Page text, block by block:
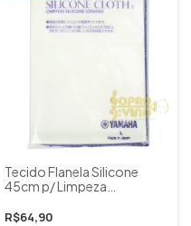
Tecido Flanela Silicone
45cm p/ Limpeza
Yamaha Japão (Silicon
R$64,90